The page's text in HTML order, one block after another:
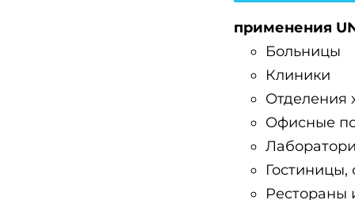
применения
Больницы
Клиники
Отделения
Офисные
Гостиницы,
Рестораны